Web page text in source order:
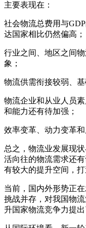
主要表现在：
社会物流总费用与
达国家相比仍然偏高；
行业之间、地区之间
象；
物流供需衔接较弱、
物流企业和从业人员
和能力还有待加强；
效率变革、动力变革
总之，物流业发展现
活向往的物流需求还
有较大的提升空间，打
当前，国内外形势正
挑战并存，对我国物
升国家物流竞争力提出